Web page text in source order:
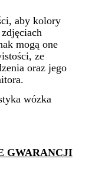
aby kolory
mogą one
ze
oraz jego
GWARANCJI